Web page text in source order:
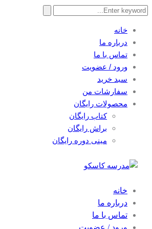
Search
خانه
درباره ما
تماس با ما
ورود / عضویت
سبد خرید
سفارشات من
محصولات رایگان
کتاب رایگان
براش رایگان
مینی دوره رایگان
خانه
درباره ما
تماس با ما
ورود / عضویت